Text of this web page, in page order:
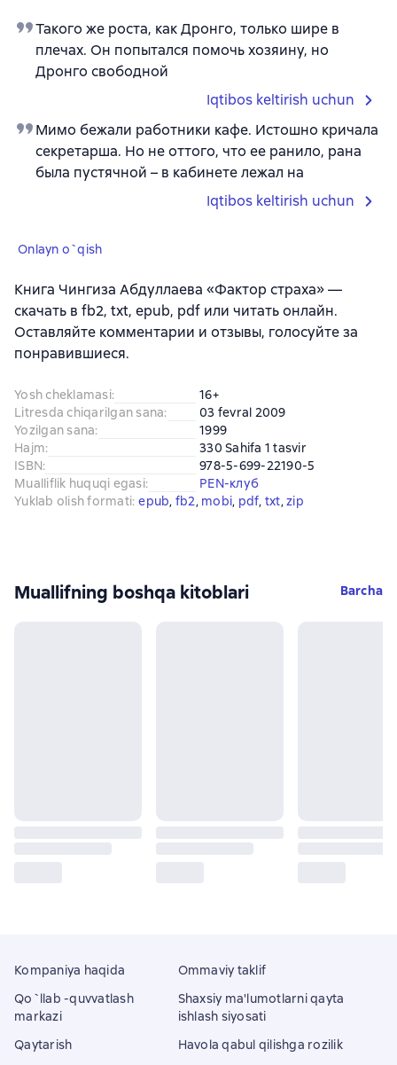
Такого же роста, как Дронго, только шире в
плечах. Он попытался помочь хозяину, но
Дронго свободной
Iqtibos keltirish uchun
Мимо бежали работники кафе. Истошно кричала
секретарша. Но не оттого, что ее ранило, рана
была пустячной – в кабинете лежал на
Iqtibos keltirish uchun
Onlayn o`qish
Книга Чингиза Абдуллаева «Фактор страха» —
скачать в fb2, txt, epub, pdf или читать онлайн.
Оставляйте комментарии и отзывы, голосуйте за
понравившиеся.
Yosh cheklamasi:
16+
Litresda chiqarilgan sana:
03 fevral 2009
Yozilgan sana:
1999
Hajm:
330 Sahifa 1 tasvir
ISBN:
978-5-699-22190-5
Mualliflik huquqi egasi:
PEN-клуб
Yuklab olish formati: epub, fb2, mobi, pdf, txt, zip
Muallifning boshqa kitoblari Barcha
Kompaniya haqida
Qo`llab -quvvatlash
markazi
Qaytarish
Ommaviy taklif
Shaxsiy ma'lumotlarni qayta
ishlash siyosati
Havola qabul qilishga rozilik